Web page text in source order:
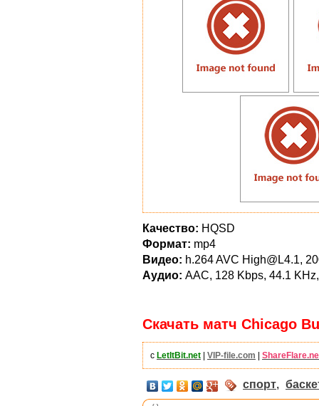
Качество: HQSD
Формат: mp4
Видео: h.264 AVC High@L4.1,
Аудио: AAC, 128 Kbps, 44.1
Скачать матч Chicago
с LetItBit.net VIP-file.com
спорт,